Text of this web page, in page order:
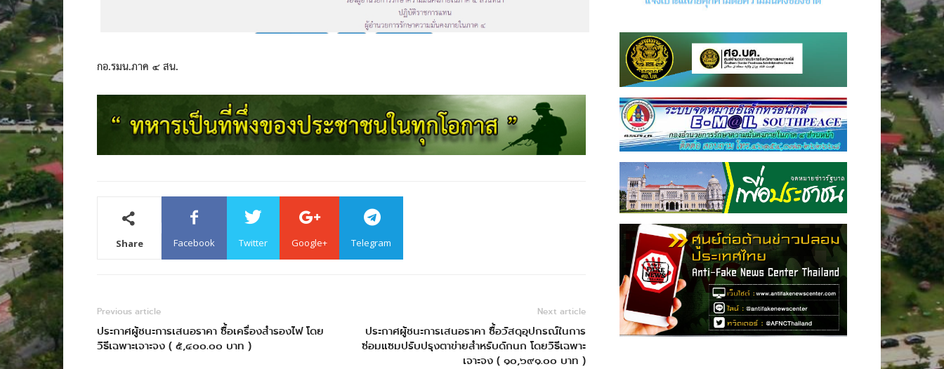
กอ.รมน.ภาค ๔ สน.
Share Facebook Twitter Google+ Telegram
Previous article
ประกาศผู้ชนะการเสนอราคา ซื้อเครื่องสำรองไฟ โดย
วิธีเฉพาะเจาะจง ( ๕,๔๐๐.๐๐ บาท )
Next article
ประกาศผู้ชนะการเสนอราคา ซื้อวัสดุอุปกรณ์ในการ
ซ่อมแซมปรับปรุงตาข่ายสำหรับดักนก โดยวิธีเฉพาะ
เจาะจง ( ๑๐,๖๙๑.๐๐ บาท )